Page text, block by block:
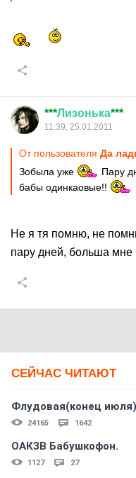
***Лизонька***
11:39, 25.01.2011
От пользователя Да
Зобыла уже
Пару
бабы одинкаовые!!
Не я тя помню, не
пару дней, больша
СЕЙЧАС ЧИТАЮТ
Флудовая(конец июля)
24165 1642
ОАКЗВ Бабушкофон.
1127 27